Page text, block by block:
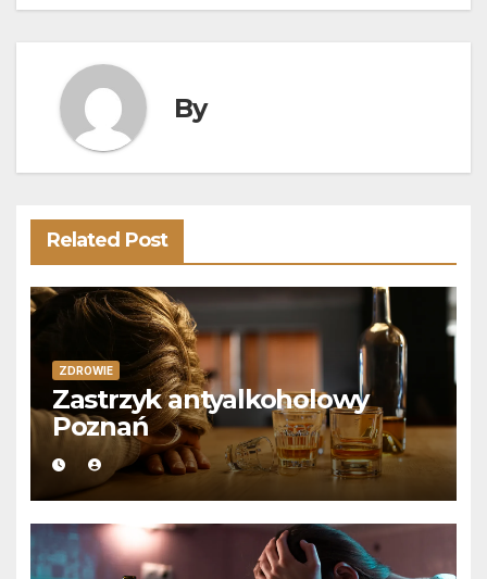
By
Related Post
ZDROWIE
Zastrzyk antyalkoholowy
Poznań